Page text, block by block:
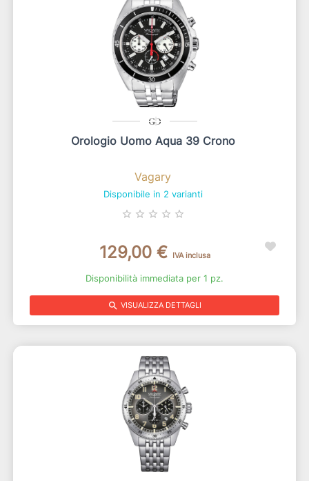
Orologio Uomo Aqua 39 Crono
Vagary
Disponibile in 2 varianti
star_border star_border star_border star_border star_border
129,00 € IVA inclusa
Disponibilità immediata per 1 pz.
search VISUALIZZA DETTAGLI